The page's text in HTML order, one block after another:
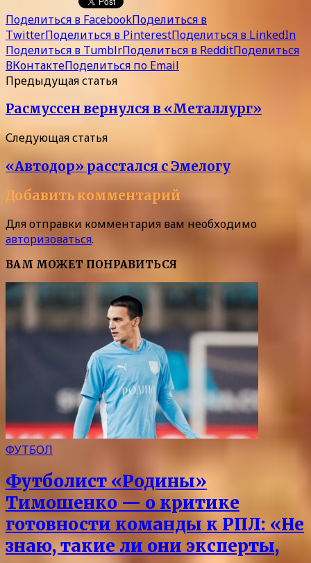
Поделиться в FacebookПоделиться в
TwitterПоделиться в PinterestПоделиться в LinkedIn
Поделиться в TumblrПоделиться в RedditПоделиться
ВКонтактеПоделиться по Email
Предыдущая статья
Расмуссен вернулся в «Металлург»
Следующая статья
«Автодор» расстался с Эмелогу
Добавить комментарий
Для отправки комментария вам необходимо
авторизоваться.
ВАМ МОЖЕТ ПОНРАВИТЬСЯ
ФУТБОЛ
Футболист «Родины»
Тимошенко — о критике
готовности команды к РПЛ: «Не
знаю, такие ли они эксперты,